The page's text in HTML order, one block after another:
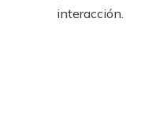
interacción.